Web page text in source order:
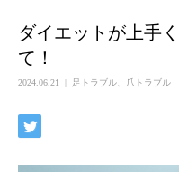
ダイエットが上手
て！
2024.06.21 足トラブル、爪トラブル